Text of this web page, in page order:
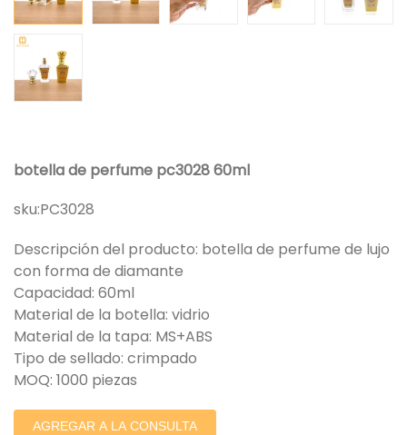
botella de perfume pc3028 60ml
sku:PC3028
Descripción del producto: botella de perfume de lujo
con forma de diamante
Capacidad: 60ml
Material de la botella: vidrio
Material de la tapa: MS+ABS
Tipo de sellado: crimpado
MOQ: 1000 piezas
AGREGAR A LA CONSULTA